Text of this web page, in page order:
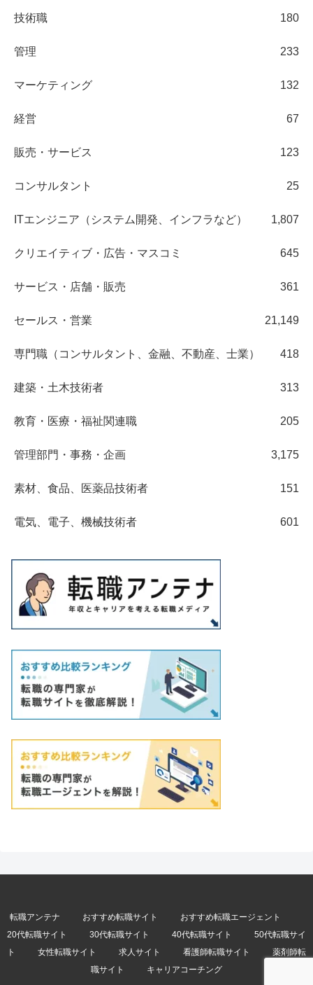
技術職 180
管理 233
マーケティング 132
経営 67
販売・サービス 123
コンサルタント 25
ITエンジニア（システム開発、インフラなど） 1,807
クリエイティブ・広告・マスコミ 645
サービス・店舗・販売 361
セールス・営業 21,149
専門職（コンサルタント、金融、不動産、士業） 418
建築・土木技術者 313
教育・医療・福祉関連職 205
管理部門・事務・企画 3,175
素材、食品、医薬品技術者 151
電気、電子、機械技術者 601
転職アンテナ おすすめ転職サイト
おすすめ転職エージェント
20代転職サイト
30代転職サイト 40代転職サイト
50代転職サイ
ト
女性転職サイト 求人サイト 看護師転職サイト
薬剤師転
職サイト
キャリアコーチング